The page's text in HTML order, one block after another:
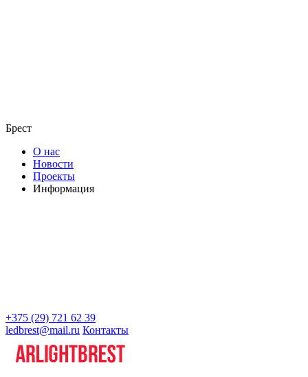
Брест
О нас
Новости
Проекты
Информация
+375 (29) 721 62 39
ledbrest@mail.ru Контакты